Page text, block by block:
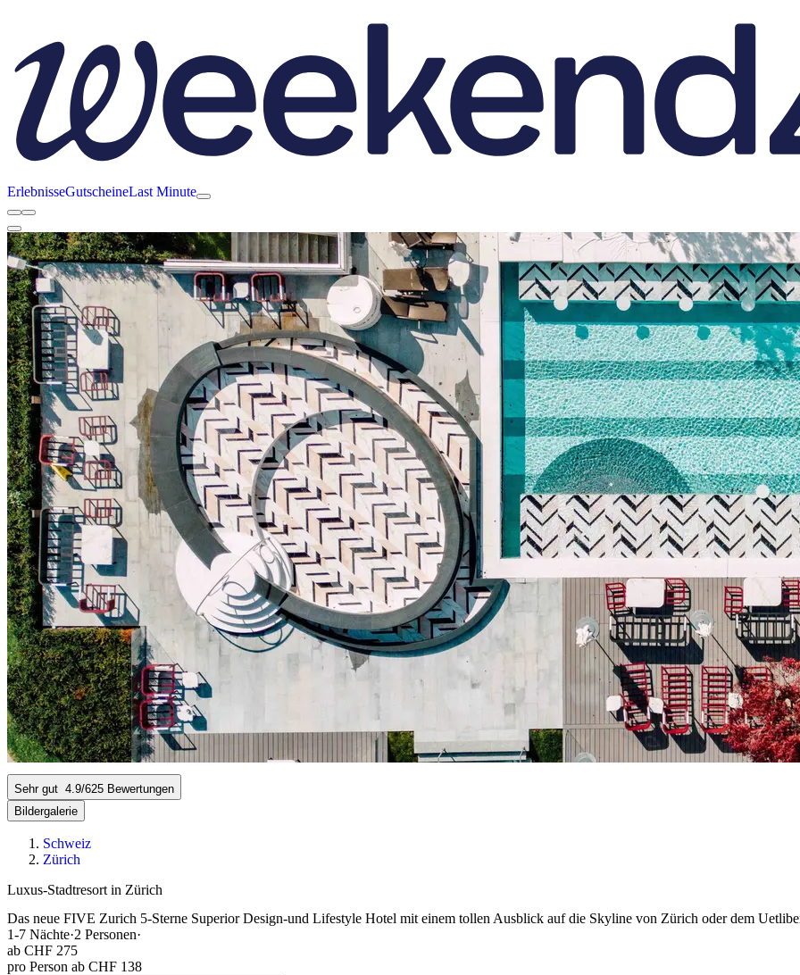
ErlebnisseGutscheineLast Minute
Sehr gut 4.9/625 Bewertungen
Bildergalerie
Schweiz
Zürich
Luxus-Stadtresort in Zürich
Das neue FIVE Zurich 5-Sterne Superior Design-und Lifestyle Hotel mit einem tollen Ausblick auf die Skyline von Zürich oder dem
1-7 Nächte·2 Personen·
ab CHF 275
pro Person ab CHF 138